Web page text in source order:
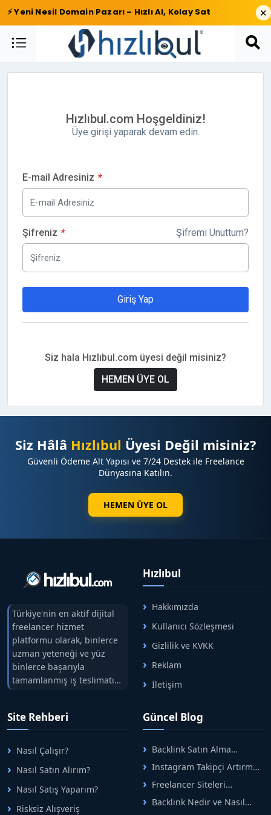
⚡ Yeni Nesil Domain Pazarı – Hızlı Al, Kolay Sat ×
Hızlıbul.com Hoşgeldiniz!
Üye girişi yaparak devam edin.
E-mail Adresiniz *
Şifremi Unuttum?
Şifreniz *
Giriş Yap
Siz hala Hızlıbul.com üyesi değil misiniz?
HEMEN ÜYE OL
Siz Hâlâ Hızlıbul Üyesi Değil misiniz?
Güvenli Ödeme Alt Yapısı ve 7/24 Destek ile Freelance
Dünyasına Katılın.
HEMEN ÜYE OL
Türkiye'nin en aktif dijital
freelancer hizmet
platformu olarak, binlerce
uzman yeteneği ve yüz
binlerce başarıyla
tamamlanmış iş teslimatını
tek çatıda buluşturuyoruz.
arasındaki süreci risksiz
alışveriş sistemi ile koruyan
ticaretin güvenli
adreslerinden birisidir.
Hızlıbul
Hakkımızda
Kullanıcı Sözleşmesi
Gizlilik ve KVKK
Reklam
İletişim
Site Rehberi
Nasıl Çalışır?
Nasıl Satın Alırım?
Nasıl Satış Yaparım?
Risksiz Alışveriş
Güncel Blog
Backlink Satın Alma
Rehberi: Güvenli SEO İçin
Doğru Adımlar
Instagram Takipçi Artırma
Yöntemleri: Organik Büyüme
Rehberi
Freelancer Siteleri
Arasında Doğru Seçim Nasıl
Yapılır
Backlink Nedir ve Nasıl